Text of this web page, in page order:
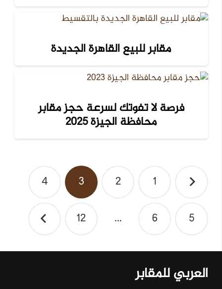
مقابر للبيع القاهرة الجديدة
فرصة لا تفوتك لسرعة حجز مقابر
محافظة الجيزة 2025
تصفّح
المقالات 1
2
3
4
5
6
…
12
العربي للمقابر